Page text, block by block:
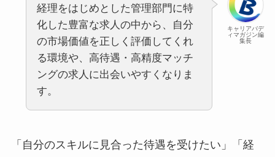
キャリアバデ
ィマガジン編
集長
経理をはじめとした管理部門に特
化した豊富な求人の中から、自分
の市場価値を正しく評価してくれ
る環境や、高待遇・高精度マッチ
ングの求人に出会いやすくなりま
す。
「自分のスキルに見合った待遇を受けたい」「経